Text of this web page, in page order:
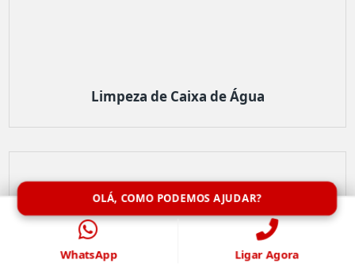
Limpeza de Caixa de Água
OLÁ, COMO PODEMOS AJUDAR?
WhatsApp Ligar Agora